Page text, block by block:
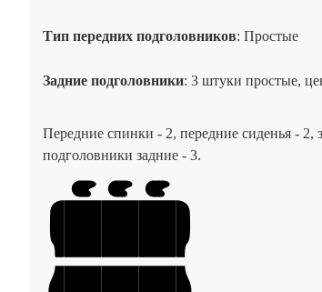
Тип передних подголовников: Простые
Задние подголовники: 3 штуки простые,
Передние спинки - 2, передние сиденья - 2,
подголовники задние - 3.